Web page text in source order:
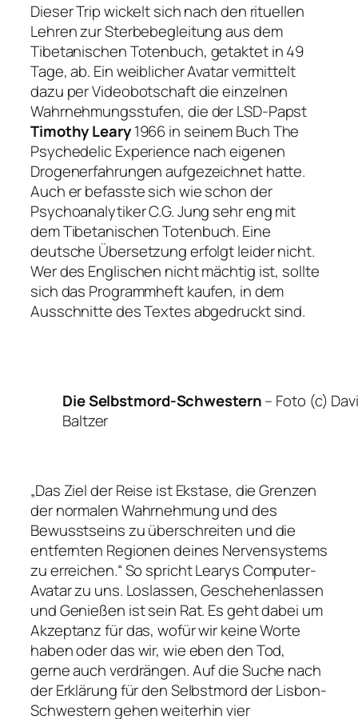
Dieser Trip wickelt sich nach den rituellen
Lehren zur Sterbebegleitung aus dem
Tibetanischen Totenbuch, getaktet in 49
Tage, ab. Ein weiblicher Avatar vermittelt
dazu per Videobotschaft die einzelnen
Wahrnehmungsstufen, die der LSD-Papst
Timothy Leary1966 in seinem BuchThe
Psychedelic Experience nach eigenen
Drogenerfahrungen aufgezeichnet hatte.
Auch er befasste sich wie schon der
Psychoanalytiker C.G. Jung sehr eng mit
demTibetanischen Totenbuch. Eine
deutsche Übersetzung erfolgt leider nicht.
Wer des Englischen nicht mächtig ist, sollte
sich das Programmheft kaufen, in dem
Ausschnitte des Textes abgedruckt sind.
Die Selbstmord-Schwestern– Foto (c)
Baltzer
„Das Ziel der Reise ist Ekstase, die Grenzen
der normalen Wahrnehmung und des
Bewusstseins zu überschreiten und die
entfernten Regionen deines Nervensystems
zu erreichen.“So spricht Learys Computer-
Avatar zu uns. Loslassen, Geschehenlassen
und Genießen ist sein Rat. Es geht dabei um
Akzeptanz für das, wofür wir keine Worte
haben oder das wir, wie eben den Tod,
gerne auch verdrängen. Auf die Suche nach
der Erklärung für den Selbstmord der Lisbon-
Schwestern gehen weiterhin vier